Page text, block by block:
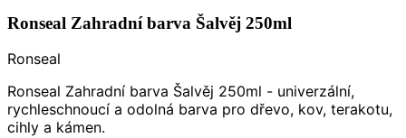
Ronseal Zahradní barva Šalvěj 250ml
Ronseal
Ronseal Zahradní barva Šalvěj 250ml - univerzální,
rychleschnoucí a odolná barva pro dřevo, kov, terakotu,
cihly a kámen.